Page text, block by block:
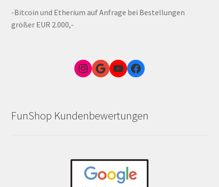
-Bitcoin und Etherium auf Anfrage bei Bestellungen
größer EUR 2.000,-
Instagram
Google Link zum FunShop WienYouTubeFacebook
FunShop Kundenbewertungen